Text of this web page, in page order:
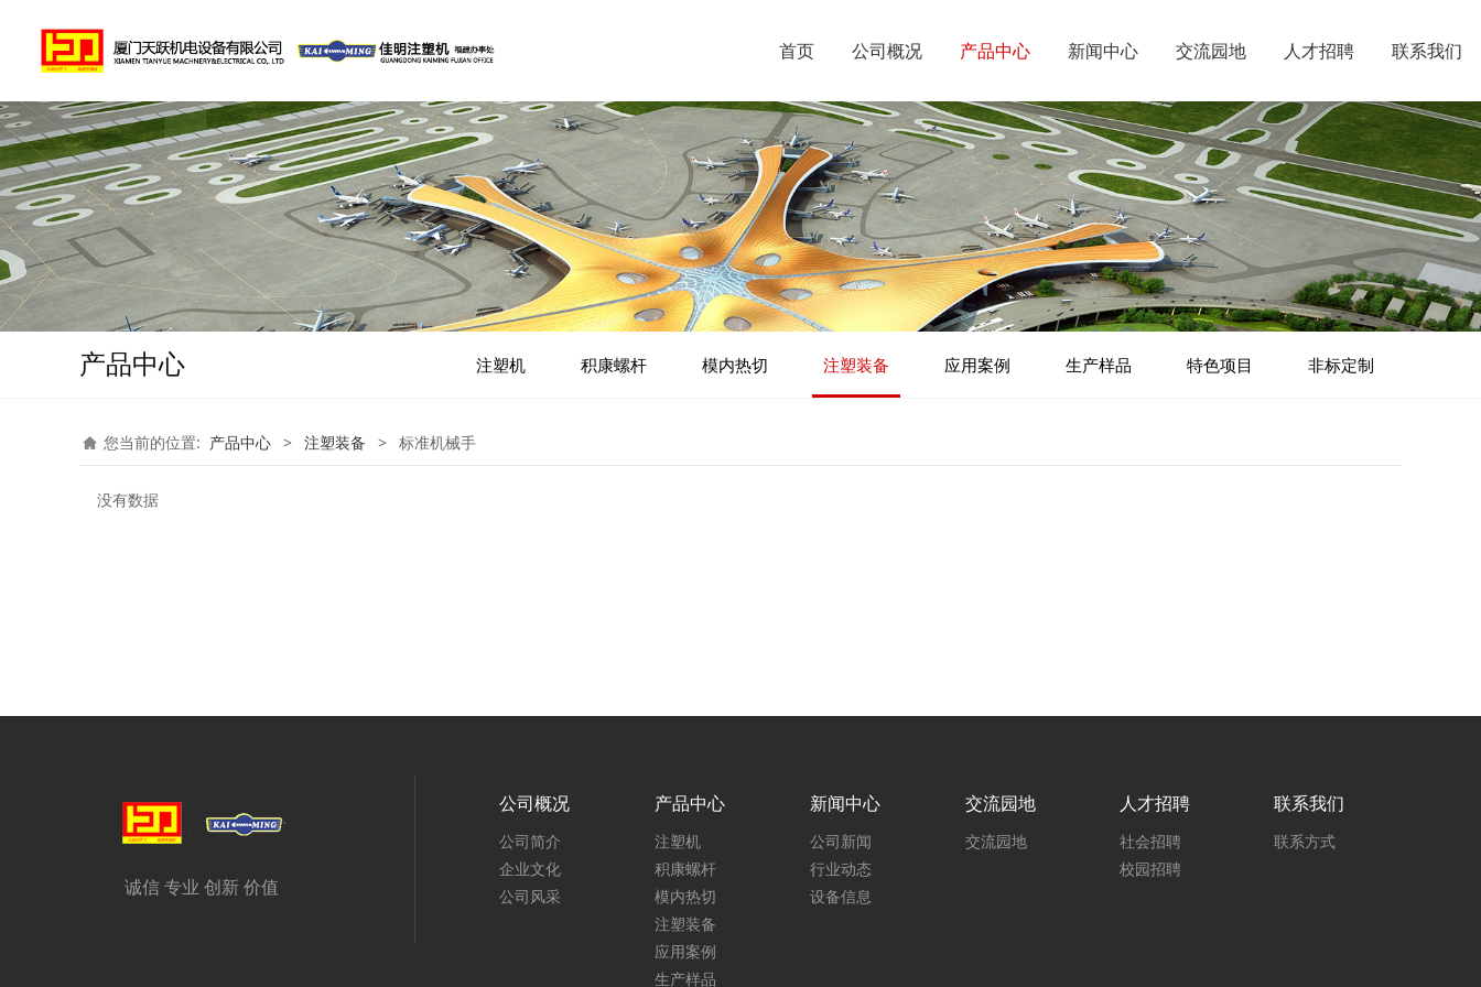
首页 公司概况 产品中心 新闻中心 交流园地 人才招聘 联系我们
产品中心 注塑机 积康螺杆 模内热切 注塑装备 应用案例 生产样品 特色项目 非标定制
您当前的位置: 产品中心 > 注塑装备 > 标准机械手
没有数据
诚信 专业 创新 价值
公司概况
公司简介
企业文化
公司风采
产品中心
注塑机
积康螺杆
模内热切
注塑装备
应用案例
生产样品
新闻中心
公司新闻
行业动态
设备信息
交流园地
交流园地
人才招聘
社会招聘
校园招聘
联系我们
联系方式